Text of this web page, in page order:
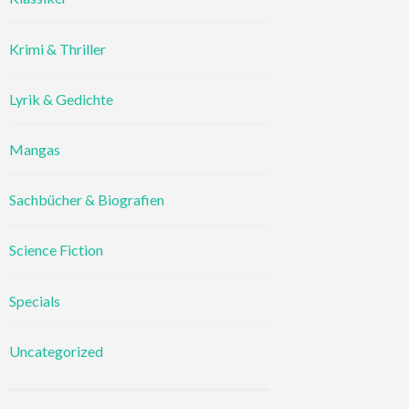
Krimi & Thriller
Lyrik & Gedichte
Mangas
Sachbücher & Biografien
Science Fiction
Specials
Uncategorized